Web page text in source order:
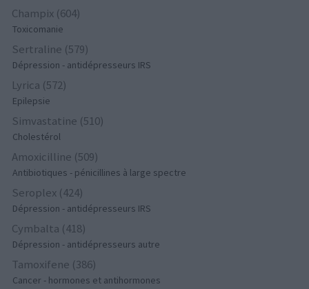
Champix (604)
Toxicomanie
Sertraline (579)
Dépression - antidépresseurs IRS
Lyrica (572)
Epilepsie
Simvastatine (510)
Cholestérol
Amoxicilline (509)
Antibiotiques - pénicillines à large spectre
Seroplex (424)
Dépression - antidépresseurs IRS
Cymbalta (418)
Dépression - antidépresseurs autre
Tamoxifene (386)
Cancer - hormones et antihormones